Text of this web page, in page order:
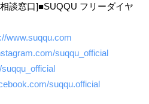
談窓口]■SUQQU フリーダイヤ
www.suqqu.com
suqqu_official
suqqu.official